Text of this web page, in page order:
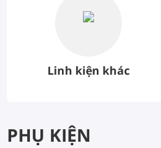
Linh kiện khác
PHỤ KIỆN